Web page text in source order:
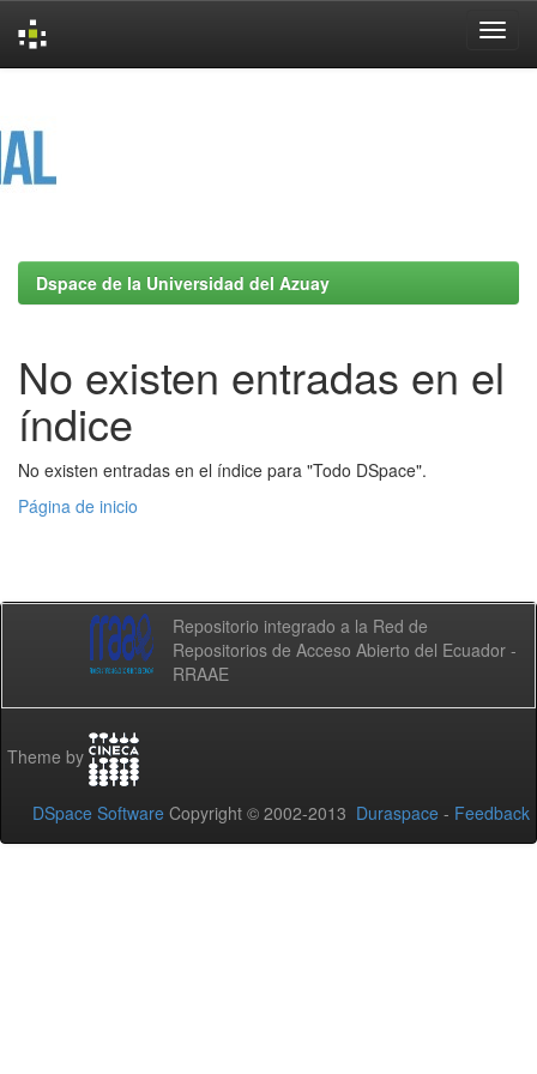
Dspace de la Universidad del Azuay
No existen entradas en el
índice
No existen entradas en el índice para "Todo DSpace".
Página de inicio
Repositorio integrado a la Red de
Repositorios de Acceso Abierto del Ecuador -
RRAAE
Theme by
DSpace Software Copyright © 2002-2013 Duraspace - Feedback